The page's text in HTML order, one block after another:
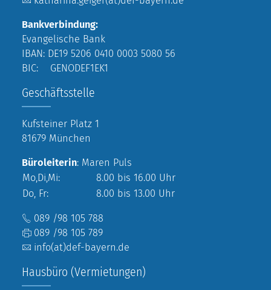
Bankverbindung:
Evangelische Bank
IBAN: DE19 5206 0410 0003 5080 56
BIC: GENODEF1EK1
Geschäftsstelle
Kufsteiner Platz 1
81679 München
Büroleiterin: Maren Puls
Mo,Di,Mi:
8.00 bis 16.00 Uhr
Do, Fr:
8.00 bis 13.00 Uhr
089 /98 105 788
089 /98 105 789
info(at)def-bayern.de
Hausbüro (Vermietungen)